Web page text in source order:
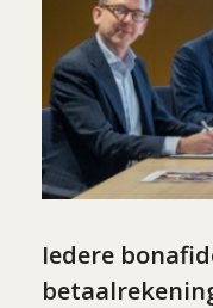
Iedere